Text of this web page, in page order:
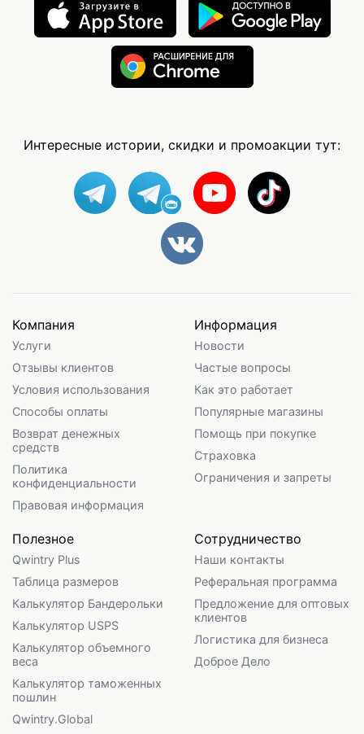
Интересные истории, скидки и промоакции тут:
Компания
Услуги
Отзывы клиентов
Условия использования
Способы оплаты
Возврат денежных
средств
Политика
конфиденциальности
Правовая информация
Информация
Новости
Частые вопросы
Как это работает
Популярные магазины
Помощь при покупке
Страховка
Ограничения и запреты
Полезное
Qwintry Plus
Таблица размеров
Калькулятор Бандерольки
Калькулятор USPS
Калькулятор объемного
веса
Калькулятор таможенных
пошлин
Qwintry.Global
Сотрудничество
Наши контакты
Реферальная программа
Предложение для оптовых
клиентов
Логистика для бизнеса
Доброе Дело